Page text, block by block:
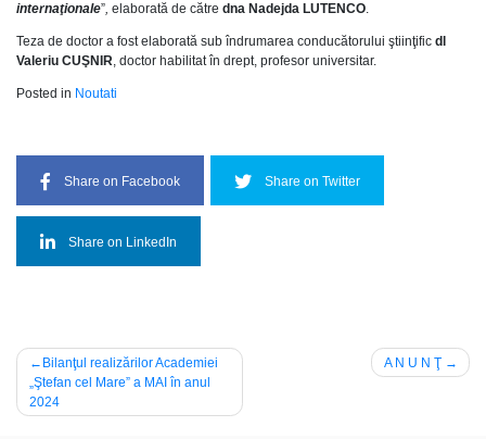
internaţionale”, elaborată de către dna Nadejda LUTENCO.
Teza de doctor a fost elaborată sub îndrumarea conducătorului ştiinţific dl
Valeriu CUŞNIR, doctor habilitat în drept, profesor universitar.
Posted in Noutati
Share on Facebook Share on Twitter
Share on LinkedIn
Navigare
în
articole
Bilanţul realizărilor Academiei
„Ştefan cel Mare” a MAI în anul
2024
A N U N Ţ